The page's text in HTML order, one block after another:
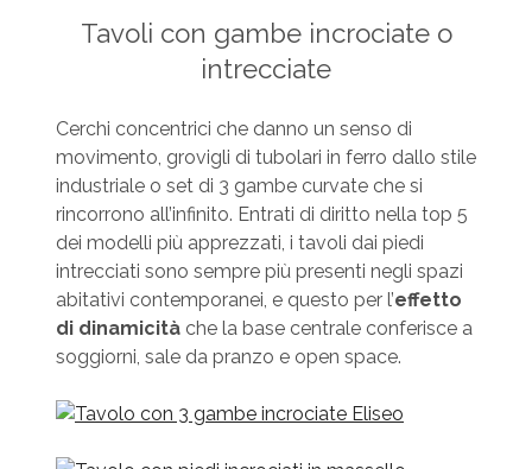
Tavoli con gambe incrociate o
intrecciate
Cerchi concentrici che danno un senso di
movimento, grovigli di tubolari in ferro dallo stile
industriale o set di 3 gambe curvate che si
rincorrono all’infinito. Entrati di diritto nella top 5
dei modelli più apprezzati, i tavoli dai piedi
intrecciati sono sempre più presenti negli spazi
abitativi contemporanei, e questo per l’effetto
di dinamicitàche la base centrale conferisce a
soggiorni, sale da pranzo e open space.